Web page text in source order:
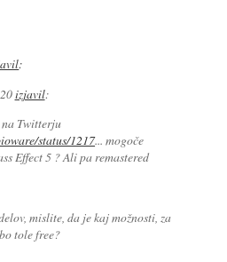
:
izjavil:
Twitterju
status/1217... mogoče
Effect 5 ? Ali pa remastered
mislite, da je kaj možnosti, za
tole free?